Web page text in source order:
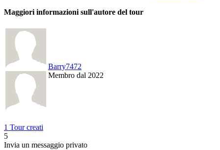
Maggiori informazioni sull'autore del tour
Barry7472
Membro dal 2022
1 Tour creati
5
Invia un messaggio privato